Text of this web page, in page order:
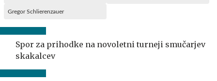
Gregor Schlierenzauer
Spor za prihodke na novoletni turneji smučarjev
skakalcev